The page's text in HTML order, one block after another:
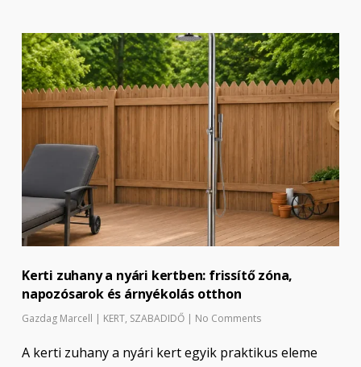
Kerti zuhany a nyári kertben: frissítő zóna,
napozósarok és árnyékolás otthon
Gazdag Marcell | KERT, SZABADIDŐ | No Comments
A kerti zuhany a nyári kert egyik praktikus eleme